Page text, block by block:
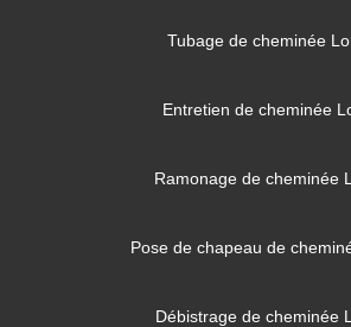
Tubage de cheminée
Entretien de cheminée
Ramonage de cheminée
Pose de chapeau de
Débistrage de cheminée